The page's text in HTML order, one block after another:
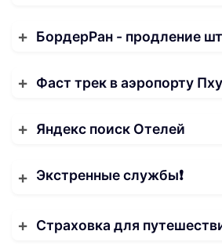
БордерРан - продление
Фаст трек в аэропорту
Яндекс поиск Отелей
Экстренные службы❗️
Страховка для